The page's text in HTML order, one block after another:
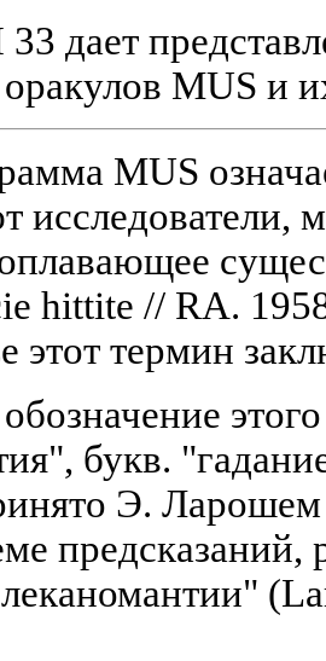
дает
MUS и
MUS
исследователи,
hittite // RA.
этот термин
букв.
Э. Ларошем
предсказаний,